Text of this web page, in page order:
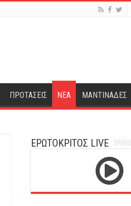
ΠΡΟΤΑΣΕΙΣ ΝΕΑ ΜΑΝΤΙΝΑΔΕΣ
ΕΡΩΤΟΚΡΙΤΟΣ LIVE